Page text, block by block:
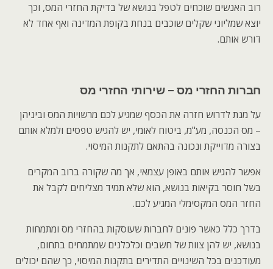
רוב האנשים שוכחים לטפל בנושא של בדיקת החזרי המס, וכך
יוצא שמליוני שקלים שוכבים בנחת בקופת המדינה ואף אחד לא
דורש אותם.
חברות החזרי מס – שירותי החזרי מס
על מנת לדרוש חזרה את הכסף שמגיע לכם מרשויות המס וביניהן
– מס הכנסה, מע"מ, ביטוח לאומי, יש להגיש טפסים ולמלא אותם
בצורה מדוייקת ונכונה בהתאם לתקנות המיסוי.
אפשר להגיש אותם באופן עצמאי, אך מה שקורה ברוב המקרים
בשל חוסר בקיאות בנושא, הוא שלא תמיד מצליחים לקבל את
החזר המס המקסימלי המגיע לכם.
בדרך כלל כאשר פונים לחברות שעוסקות בהחזרי מס ומתמחות
בנושא, יש להן צוות של חשבים וכלכלנים שמתמחים בתחום,
מעודכנים בכל השינויים התדירים בתקנות המיסוי, כך שהם יכולים